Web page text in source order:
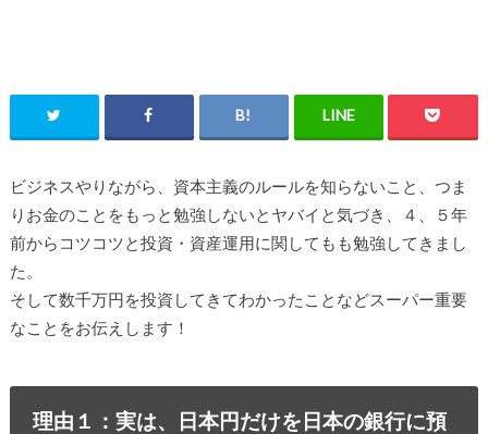
ビジネスやりながら、資本主義のルールを知らないこと、つま
りお金のことをもっと勉強しないとヤバイと気づき、４、５年
前からコツコツと投資・資産運用に関してもも勉強してきまし
た。
そして数千万円を投資してきてわかったことなどスーパー重要
なことをお伝えします！
理由１：実は、日本円だけを日本の銀行に預